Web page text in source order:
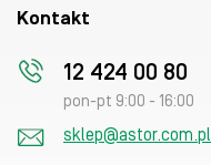
Kontakt
12 424 00 80
pon-pt 9:00 - 16:00
sklep@astor.com.pl